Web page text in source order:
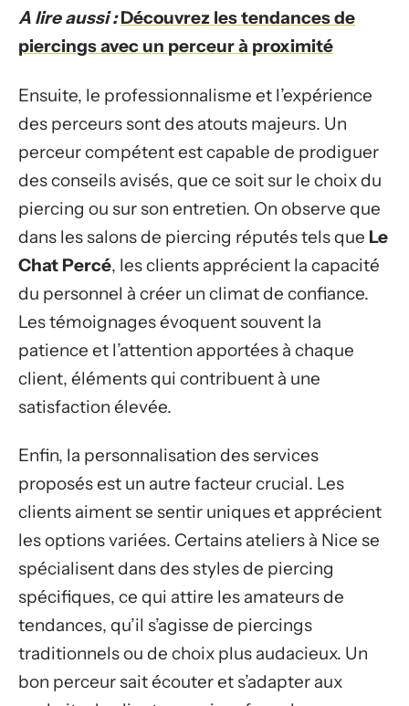
A lire aussi : Découvrez les tendances de
piercings avec un perceur à proximité
Ensuite, le professionnalisme et l’expérience
des perceurs sont des atouts majeurs. Un
perceur compétent est capable de prodiguer
des conseils avisés, que ce soit sur le choix du
piercing ou sur son entretien. On observe que
dans les salons de piercing réputés tels que Le
Chat Percé, les clients apprécient la capacité
du personnel à créer un climat de confiance.
Les témoignages évoquent souvent la
patience et l’attention apportées à chaque
client, éléments qui contribuent à une
satisfaction élevée.
Enfin, la personnalisation des services
proposés est un autre facteur crucial. Les
clients aiment se sentir uniques et apprécient
les options variées. Certains ateliers à Nice se
spécialisent dans des styles de piercing
spécifiques, ce qui attire les amateurs de
tendances, qu’il s’agisse de piercings
traditionnels ou de choix plus audacieux. Un
bon perceur sait écouter et s’adapter aux